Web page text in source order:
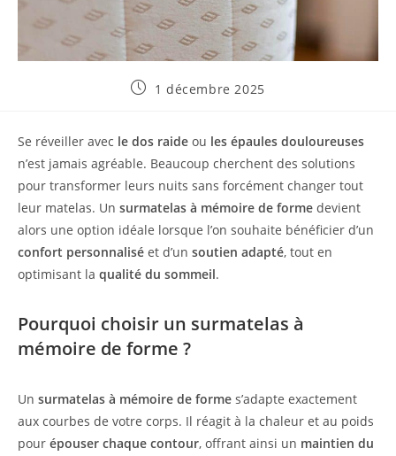
Publication
1 décembre 2025
Se réveiller avec le dos raide ou les épaules douloureuses
n’est jamais agréable. Beaucoup cherchent des solutions
pour transformer leurs nuits sans forcément changer tout
leur matelas. Un surmatelas à mémoire de forme devient
alors une option idéale lorsque l’on souhaite bénéficier d’un
confort personnalisé et d’un soutien adapté, tout en
optimisant la qualité du sommeil.
Pourquoi choisir un surmatelas à
mémoire de forme ?
Un surmatelas à mémoire de forme s’adapte exactement
aux courbes de votre corps. Il réagit à la chaleur et au poids
pour épouser chaque contour, offrant ainsi un maintien du